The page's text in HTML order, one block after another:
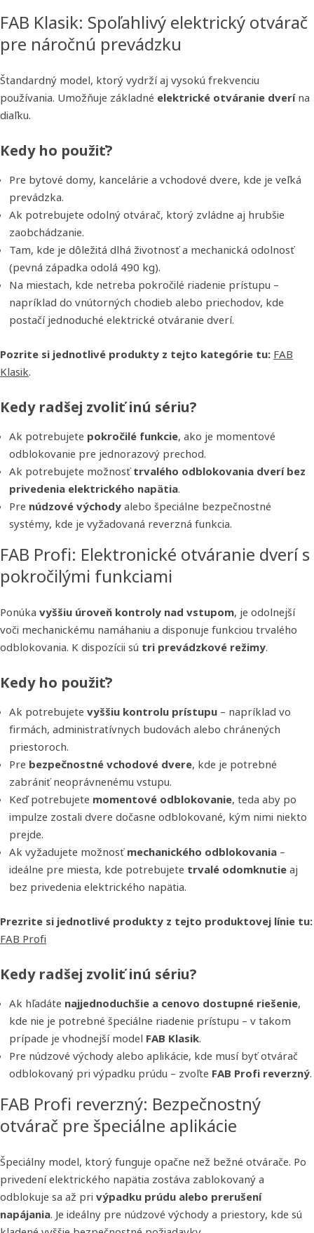
FAB Klasik: Spoľahlivý elektrický otvárač
pre náročnú prevádzku
Štandardný model, ktorý vydrží aj vysokú frekvenciu
používania. Umožňuje základné elektrické otváranie dverína
diaľku.
Kedy ho použiť?
Pre bytové domy, kancelárie a vchodové dvere, kde je veľká
prevádzka.
Ak potrebujete odolný otvárač, ktorý zvládne aj hrubšie
zaobchádzanie.
Tam, kde je dôležitá dlhá životnosť a mechanická odolnosť
(pevná západka odolá 490 kg).
Na miestach, kde netreba pokročilé riadenie prístupu –
napríklad do vnútorných chodieb alebo priechodov, kde
postačí jednoduché elektrické otváranie dverí.
Pozrite si jednotlivé produkty z tejto kategórie tu: FAB
Klasik.
Kedy radšej zvoliť inú sériu?
Ak potrebujete pokročilé funkcie, ako je momentové
odblokovanie pre jednorazový prechod.
Ak potrebujete možnosť trvalého odblokovania dverí bez
privedenia elektrického napätia.
Pre núdzové východyalebo špeciálne bezpečnostné
systémy, kde je vyžadovaná reverzná funkcia.
FAB Profi: Elektronické otváranie dverí s
pokročilými funkciami
Ponúka vyššiu úroveň kontroly nad vstupom, je odolnejší
voči mechanickému namáhaniu a disponuje funkciou trvalého
odblokovania. K dispozícii sú tri prevádzkové režimy.
Kedy ho použiť?
Ak potrebujete vyššiu kontrolu prístupu– napríklad vo
firmách, administratívnych budovách alebo chránených
priestoroch.
Pre bezpečnostné vchodové dvere, kde je potrebné
zabrániť neoprávnenému vstupu.
Keď potrebujete momentové odblokovanie, teda aby po
impulze zostali dvere dočasne odblokované, kým nimi niekto
prejde.
Ak vyžadujete možnosť mechanického odblokovania–
ideálne pre miesta, kde potrebujete trvalé odomknutieaj
bez privedenia elektrického napätia.
Prezrite si jednotlivé produkty z tejto produktovej línie tu:
FAB Profi
Kedy radšej zvoliť inú sériu?
Ak hľadáte najjednoduchšie a cenovo dostupné riešenie,
kde nie je potrebné špeciálne riadenie prístupu – v takom
prípade je vhodnejší model FAB Klasik.
Pre núdzové východy alebo aplikácie, kde musí byť otvárač
odblokovaný pri výpadku prúdu – zvoľte FAB Profi reverzný.
FAB Profi reverzný: Bezpečnostný
otvárač pre špeciálne aplikácie
Špeciálny model, ktorý funguje opačne než bežné otvárače. Po
privedení elektrického napätia zostáva zablokovaný a
odblokuje sa až pri výpadku prúdu alebo prerušení
napájania. Je ideálny pre núdzové východy a priestory, kde sú